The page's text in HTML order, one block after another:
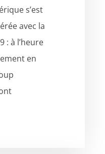
s’est
avec la
: à l’heure
en